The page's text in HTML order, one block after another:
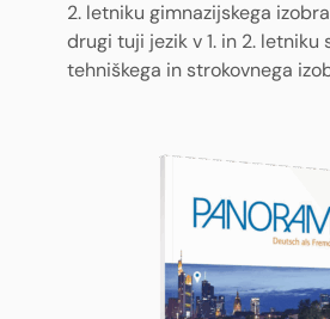
2. letniku gimnazijskega
drugi tuji jezik v 1. in 2. letniku
tehniškega in strokovnega